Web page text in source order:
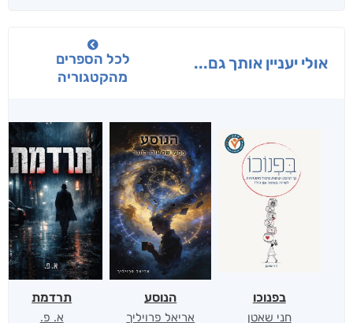
אולי יעניין אותך גם...
לכל הספרים
מהקטגוריה
בפנוכו
חני שאטן
הנוסע
אריאל פרויליך
תרדמת
א. פ.